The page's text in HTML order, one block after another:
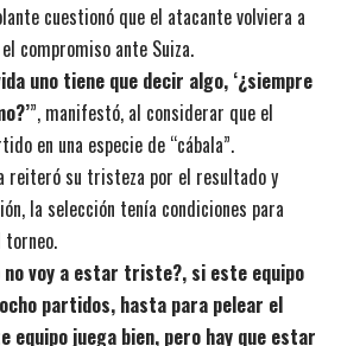
cuestionó que el atacante volviera a
compromiso ante Suiza.
uno tiene que decir algo, ‘¿siempre
”, manifestó, al considerar que el
en una especie de “cábala”.
reiteró su tristeza por el resultado y
la selección tenía condiciones para
torneo.
voy a estar triste?, si este equipo
partidos, hasta para pelear el
juega bien, pero hay que estar